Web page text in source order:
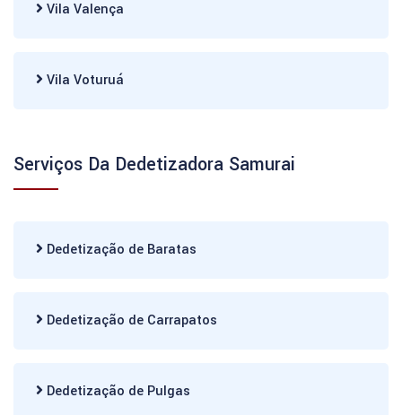
Vila Valença
Vila Voturuá
Serviços Da Dedetizadora Samurai
Dedetização de Baratas
Dedetização de Carrapatos
Dedetização de Pulgas